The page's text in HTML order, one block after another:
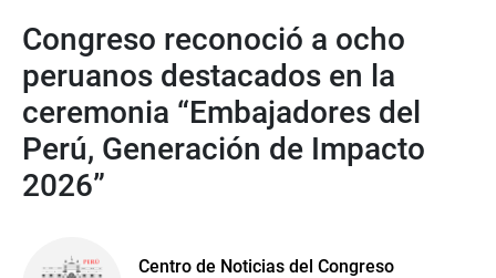
Congreso reconoció a ocho
peruanos destacados en la
ceremonia “Embajadores del
Perú, Generación de Impacto
2026”
Centro de Noticias del Congreso